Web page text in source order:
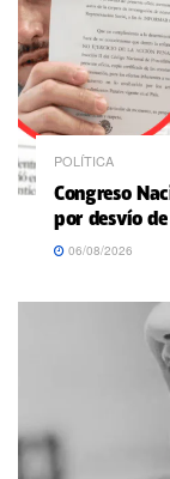
POLÍTICA
Congreso
por desvío
06/08/2026